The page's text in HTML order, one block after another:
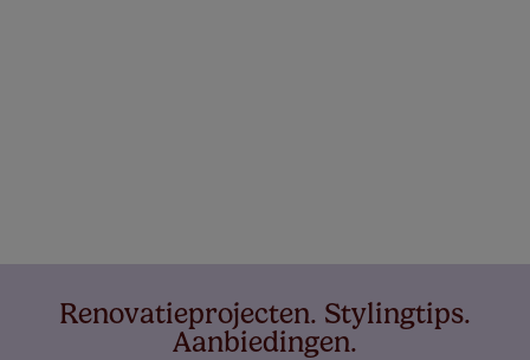
Renovatieprojecten. Stylingtips.
Aanbiedingen.